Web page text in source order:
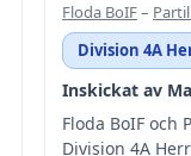
Floda BoIF–
Division 4A
Inskickat av
Floda BoIF och
Division 4A